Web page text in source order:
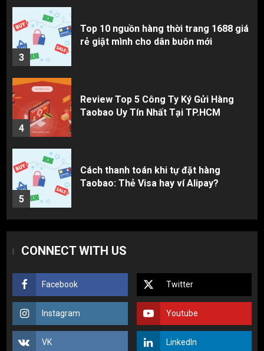
3
Top 10 nguồn hàng thời trang 1688 giá
rẻ giật mình cho dân buôn mới
4
Review Top 5 Công Ty Ký Gửi Hàng
Taobao Uy Tín Nhất Tại TP.HCM
5
Cách thanh toán khi tự đặt hàng
Taobao: Thẻ Visa hay ví Alipay?
màu? Cách khiếu nại đòi tiền 100%
2
3 sai lầm chí mạng khiến người mới
nhập hàng Trung Quốc bị lỗ vốn, ôm sô
CONNECT WITH US
Facebook Twitter
Instagram Youtube
VK LinkedIn